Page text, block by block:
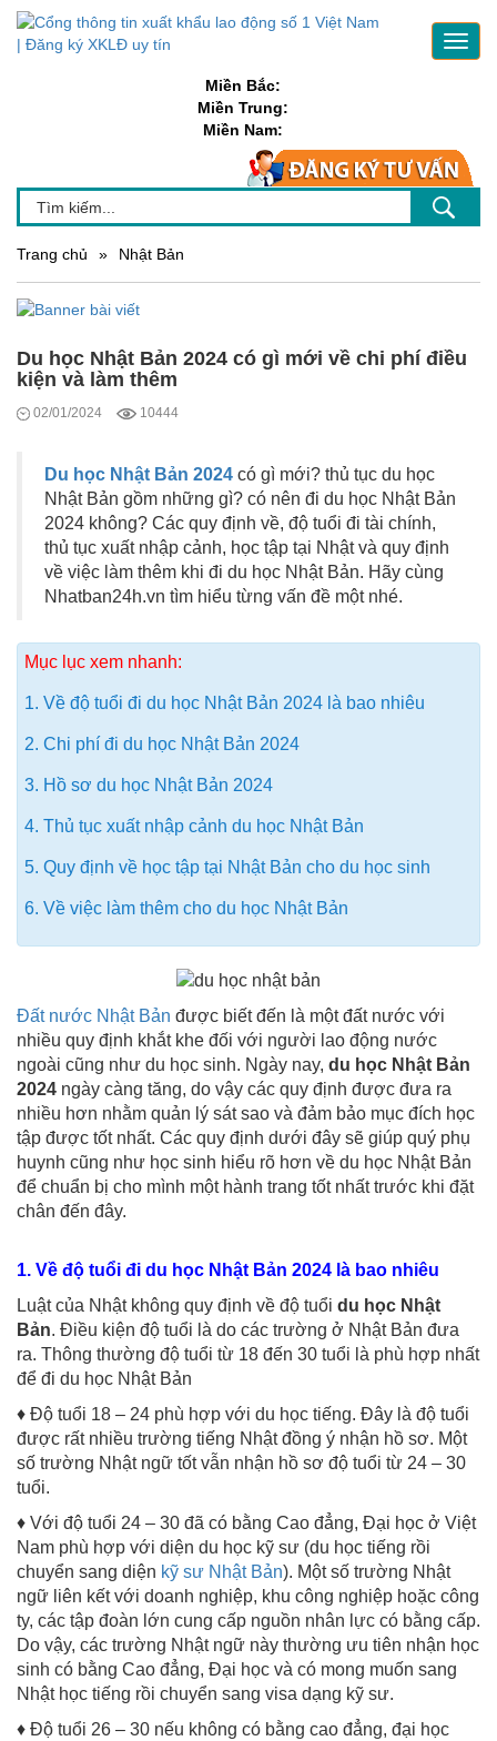
Miền Bắc:
Miền Trung:
Miền Nam:
Trang chủ » Nhật Bản
Du học Nhật Bản 2024 có gì mới về chi phí điều
kiện và làm thêm
02/01/2024 10444
Du học Nhật Bản 2024 có gì mới? thủ tục du học
Nhật Bản gồm những gì? có nên đi du học Nhật Bản
2024 không? Các quy định về, độ tuổi đi tài chính,
thủ tục xuất nhập cảnh, học tập tại Nhật và quy định
về việc làm thêm khi đi du học Nhật Bản. Hãy cùng
Nhatban24h.vn tìm hiểu từng vấn đề một nhé.
Mục lục xem nhanh:
1. Về độ tuổi đi du học Nhật Bản 2024 là bao nhiêu
2. Chi phí đi du học Nhật Bản 2024
3. Hồ sơ du học Nhật Bản 2024
4. Thủ tục xuất nhập cảnh du học Nhật Bản
5. Quy định về học tập tại Nhật Bản cho du học sinh
6. Về việc làm thêm cho du học Nhật Bản
Đất nước Nhật Bản được biết đến là một đất nước với
nhiều quy định khắt khe đối với người lao động nước
ngoài cũng như du học sinh. Ngày nay, du học Nhật Bản
2024 ngày càng tăng, do vậy các quy định được đưa ra
nhiều hơn nhằm quản lý sát sao và đảm bảo mục đích học
tập được tốt nhất. Các quy định dưới đây sẽ giúp quý phụ
huynh cũng như học sinh hiểu rõ hơn về du học Nhật Bản
để chuẩn bị cho mình một hành trang tốt nhất trước khi đặt
chân đến đây.
1. Về độ tuổi đi du học Nhật Bản 2024 là bao nhiêu
Luật của Nhật không quy định về độ tuổi du học Nhật
Bản. Điều kiện độ tuổi là do các trường ở Nhật Bản đưa
ra. Thông thường độ tuổi từ 18 đến 30 tuổi là phù hợp nhất
để đi du học Nhật Bản
♦ Độ tuổi 18 – 24 phù hợp với du học tiếng. Đây là độ tuổi
được rất nhiều trường tiếng Nhật đồng ý nhận hồ sơ. Một
số trường Nhật ngữ tốt vẫn nhận hồ sơ độ tuổi từ 24 – 30
tuổi.
♦ Với độ tuổi 24 – 30 đã có bằng Cao đẳng, Đại học ở Việt
Nam phù hợp với diện du học kỹ sư (du học tiếng rồi
chuyển sang diện kỹ sư Nhật Bản). Một số trường Nhật
ngữ liên kết với doanh nghiệp, khu công nghiệp hoặc công
ty, các tập đoàn lớn cung cấp nguồn nhân lực có bằng cấp.
Do vậy, các trường Nhật ngữ này thường ưu tiên nhận học
sinh có bằng Cao đẳng, Đại học và có mong muốn sang
Nhật học tiếng rồi chuyển sang visa dạng kỹ sư.
♦ Độ tuổi 26 – 30 nếu không có bằng cao đẳng, đại học